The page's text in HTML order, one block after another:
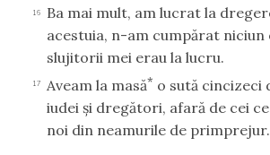
16
Ba mai mult, am lucrat la
acestuia, n-am cumpărat
slujitorii mei erau la lucru.
17 Aveam la masă* o sută cincizeci
iudei şi dregători, afară de cei
noi din neamurile de primprejur.